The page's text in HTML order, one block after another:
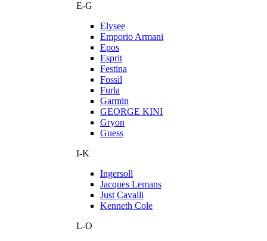
E-G
Elysee
Emporio Armani
Epos
Esprit
Festina
Fossil
Furla
Garmin
GEORGE KINI
Gryon
Guess
I-K
Ingersoll
Jacques Lemans
Just Cavalli
Kenneth Cole
L-O